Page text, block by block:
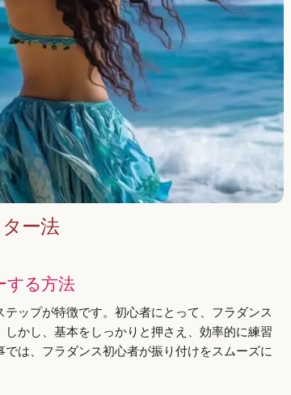
ー法
する方法
ップが特徴です。初心者にとって、フラダンス
かし、基本をしっかりと押さえ、効率的に練習
は、フラダンス初心者が振り付けをスムーズに